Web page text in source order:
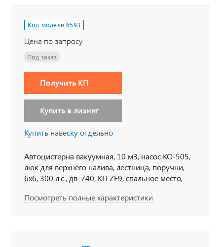
Код модели:6593
Цена по запросу
Под заказ
Получить КП
Купить в лизинг
Купить навеску отдельно
Автоцистерна вакуумная, 10 м3, насос КО-505,
люк для верхнего налива, лестница, поручни,
6х6, 300 л.с., дв. 740, КП ZF9, спальное место,
огнетушителя, тахограф под ADR, кнопки
Посмотреть полные характеристики